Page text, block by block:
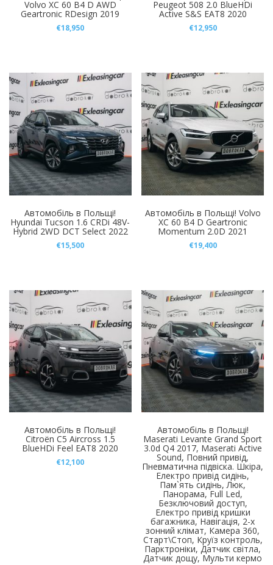
Volvo XC 60 B4 D AWD
Geartronic RDesign 2019
€18,950
Peugeot 508 2.0 BlueHDi
Active S&S EAT8 2020
€12,950
Автомобіль в Польщі!
Hyundai Tucson 1.6 CRDi 48V-
Hybrid 2WD DCT Select 2022
€15,500
Автомобіль в Польщі! Volvo
XC 60 B4 D Geartronic
Momentum 2.0D 2021
€19,400
Автомобіль в Польщі!
Citroën C5 Aircross 1.5
BlueHDi Feel EAT8 2020
€12,100
Автомобіль в Польщі!
Maserati Levante Grand Sport
3.0d Q4 2017, Maserati Active
Sound, Повний привід,
Пневматична підвіска. Шкіра,
Електро привід сидінь,
Пам`ять сидінь, Люк,
Панорама, Full Led,
Безключовий доступ,
Електро привід кришки
багажника, Навігація, 2-х
зонний клімат, Камера 360,
Старт\Стоп, Круїз контроль,
Парктроніки, Датчик світла,
Датчик дощу, Мульти кермо